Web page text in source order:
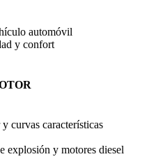
automóvil
y confort
curvas características
explosión y motores diesel